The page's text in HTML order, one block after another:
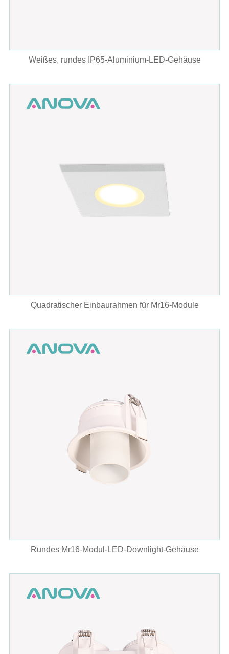
Weißes, rundes IP65-Aluminium-LED-Gehäuse
Quadratischer Einbaurahmen für Mr16-Module
Rundes Mr16-Modul-LED-Downlight-Gehäuse